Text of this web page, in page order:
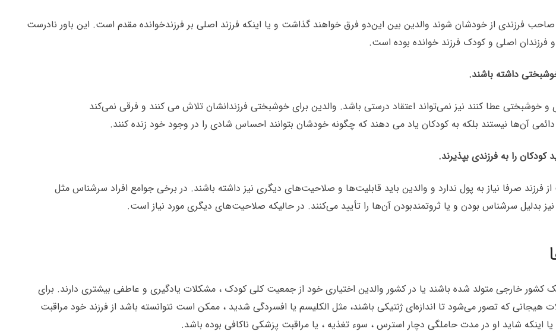
صاحب فرزندی از خودشان شوند والدین بین این‌دو فرق خواهند گذاشت و یا اینکه فرزند اصلی بر فرزندخوانده مقدم است. این باور نادرست
اصلی و کودک فرزند خوانده بوده است.
و خوشبختی عطا کنند نیز نمی‌تواند اعتقاد درستی باشد. والدین برای خوشبختی فرزندانشان تلاش می کنند و فرقی نمی‌کند
آن‌ها نیستند بلکه به کودکان یاد می دهند که چگونه خودشان بتوانند احساس شادی را در وجود خود زنده کنند.
فرزند صرفا نیاز به پول ندارد و والدین باید قابلیت‌ها و صلاحیت‌های دیگری نیز داشته باشند. در برخی جوامع افراد سرشناس مثل
بدلیل سرشناس بودن و یا ثروتمند‌بودن آن‌ها را تأیید می‌کنند. در حالیکه صلاحیت‌های دیگری مورد نیاز است.
کشور خارجی متولد شده باشند یا در کشور والدین اختیاری خود از جمعیت کلی کودک ، مشکلات یادگیری و عاطفی بیشتری دارند. برای
که تصور می‌شود تا اندازه‌ای ژنتیکی باشند، مثل الکلیسم یا افسردگی شدید ، ممکن است نتوانسته باشد از فرزند خود مراقبت
اینکه شاید او در مدت حاملگی دچار استرس ، سوء تغذیه ، یا مراقبت پزشکی ناکافی بوده باشد.